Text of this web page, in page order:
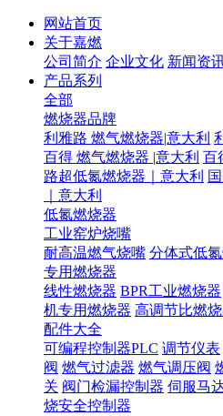
网站首页
关于嘉燃
公司简介 企业文化 新闻资
产品系列
全部
燃烧器品牌
利雅路 燃气燃烧器|意大利
百得 燃气燃烧器 |意大利 百
路超低氮燃烧器｜意大利
｜意大利
低氮燃烧器
工业窑炉烧嘴
耐高温燃气烧嘴 分体式低
专用燃烧器
线性燃烧器 BPR工业燃烧器
机专用燃烧器 高调节比燃
配件大全
可编程控制器PLC 调节仪表
阀 燃气过滤器 燃气调压阀
关 阀门检漏控制器 伺服马
烧安全控制器